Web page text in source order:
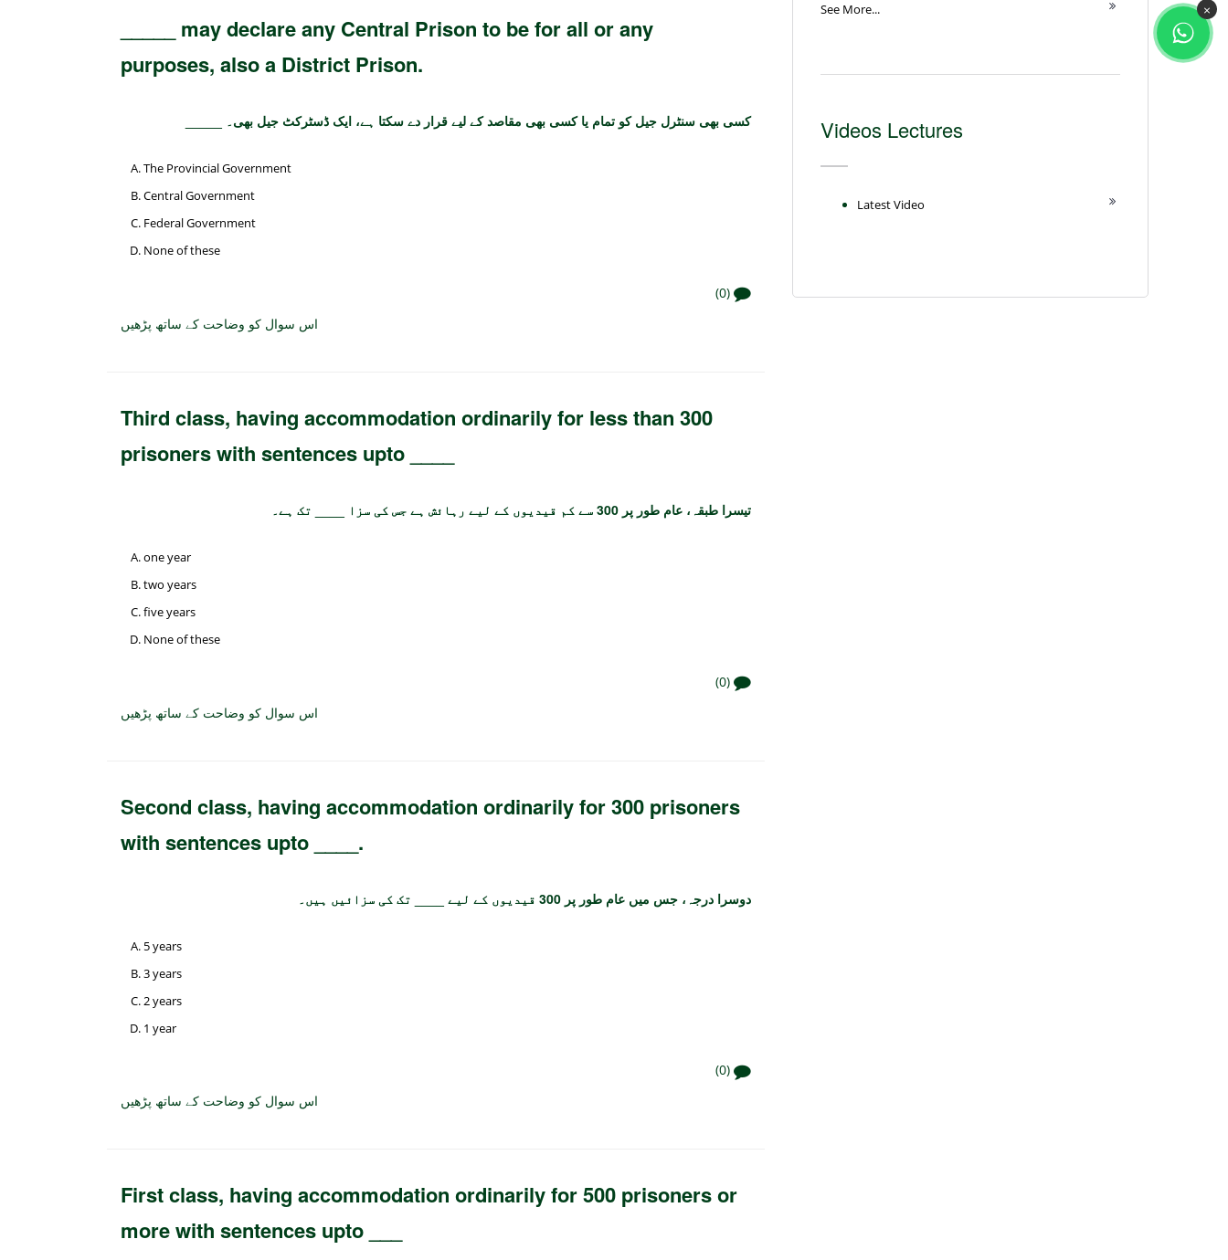
_____ may declare any Central Prison to be for all or any
purposes, also a District Prison.
_____ کسی بھی سنٹرل جیل کو تمام یا کسی بھی مقاصد کے لیے قرار دے سکتا ہے، ایک ڈسٹرکٹ جیل بھی۔
The Provincial Government
Central Government
Federal Government
None of these
(0)
اس سوال کو وضاحت کے ساتھ پڑھیں
Third class, having accommodation ordinarily for less than 300
prisoners with sentences upto ____
تیسرا طبقہ، عام طور پر 300 سے کم قیدیوں کے لیے رہائش ہے جس کی سزا ____ تک ہے۔
one year
two years
five years
None of these
(0)
اس سوال کو وضاحت کے ساتھ پڑھیں
Second class, having accommodation ordinarily for 300 prisoners
with sentences upto ____.
دوسرا درجہ، جس میں عام طور پر 300 قیدیوں کے لیے ____ تک کی سزائیں ہیں۔
5 years
3 years
2 years
1 year
(0)
اس سوال کو وضاحت کے ساتھ پڑھیں
First class, having accommodation ordinarily for 500 prisoners or
more with sentences upto ___
See More...
Videos Lectures
Latest Video
×